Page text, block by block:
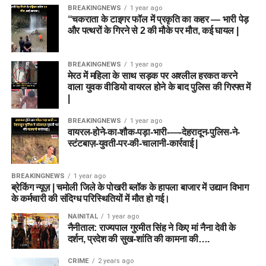
BREAKINGNEWS 1 year ago
“चकराता के टाइगर फॉल में प्रकृति का कहर — भारी पेड़
और पत्थरों के गिरने से 2 की मौके पर मौत, कई घायल |
BREAKINGNEWS 1 year ago
मेरठ में महिला के साथ सड़क पर अश्लील हरकत करने
वाला युवक वीडियो वायरल होने के बाद पुलिस की गिरफ्त में
BREAKINGNEWS 1 year ago
वायरल-होने-का-शौक-पड़ा-भारी-—-देहरादून-पुलिस-ने-
स्टंटबाज़-युवती-पर-की-चालानी-कार्रवाई |
BREAKINGNEWS 1 year ago
ब्रेकिंग न्यूज़ | चमोली जिले के पोखरी ब्लॉक के हापला बाजार में उद्यान विभाग
के कर्मचारी की संदिग्ध परिस्थितियों में मौत हो गई।
NAINITAL 1 year ago
नैनीताल: राज्यपाल गुरमीत सिंह ने किए मां नैना देवी के
दर्शन, प्रदेश की सुख-शांति की कामना की….
CRIME 2 years ago